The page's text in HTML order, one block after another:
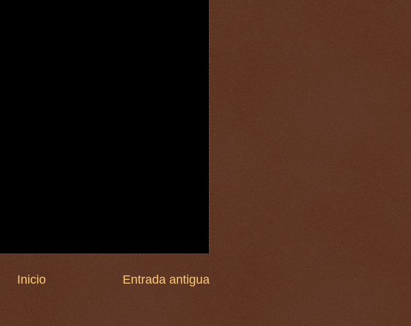
Entrada antigua
Inicio